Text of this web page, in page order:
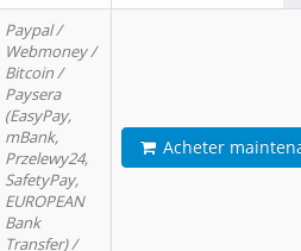
Paypal /
Webmoney /
Bitcoin /
Paysera
(EasyPay,
mBank,
Przelewy24,
SafetyPay,
EUROPEAN
Bank
Transfer) /
Acheter